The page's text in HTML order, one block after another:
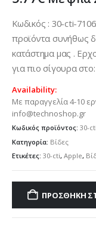
Κωδικός : 30-cti-
προϊόντα συνήθως
κατάστημα μας .
για πιο σίγουρα
Availability:
Με παραγγελία 4-10
info@technoshop.gr
Κωδικός προϊόντος: 30-
Κατηγορία: Βίδες
Ετικέτες: 30-cti, Apple,
ΠΡΟΣΘΉΚΗ